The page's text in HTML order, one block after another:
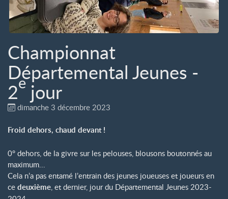
Championnat
Départemental Jeunes -
2e jour
dimanche 3 décembre 2023
Froid dehors, chaud devant!
0° dehors, de la givre sur les pelouses, blousons boutonnés au
maximum...
Cela n’a pas entamé l’entrain des jeunes joueuses et joueurs en
ce deuxième , et dernier, jour du Départemental Jeunes 2023-